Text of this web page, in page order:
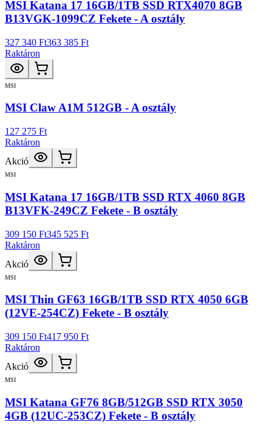
MSI Katana 17 16GB/1TB SSD RTX4070 8GB
B13VGK-1099CZ Fekete - A osztály
327 340 Ft363 385 Ft
Raktáron
MSI
MSI Claw A1M 512GB - A osztály
127 275 Ft
Raktáron
Akció
MSI
MSI Katana 17 16GB/1TB SSD RTX 4060 8GB
B13VFK-249CZ Fekete - B osztály
309 150 Ft345 525 Ft
Raktáron
Akció
MSI
MSI Thin GF63 16GB/1TB SSD RTX 4050 6GB
(12VE-254CZ) Fekete - B osztály
309 150 Ft417 950 Ft
Raktáron
Akció
MSI
MSI Katana GF76 8GB/512GB SSD RTX 3050
4GB (12UC-253CZ) Fekete - B osztály